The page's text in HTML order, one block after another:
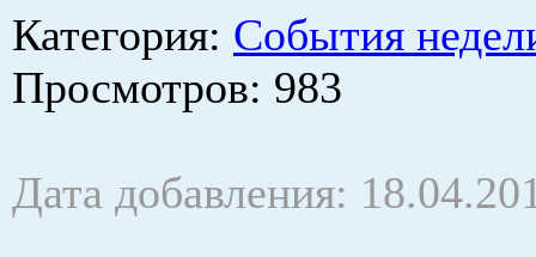
Категория: События
Просмотров: 983
Дата добавления: